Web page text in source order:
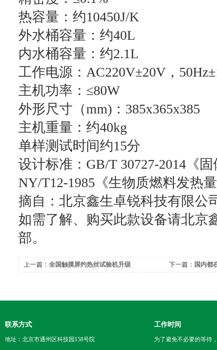
热容量：约10450J/K
外水桶容量：约40L
内水桶容量：约2.1L
工作电源：AC220V±20V，
主机功率：≤80W
外形尺寸（mm)：385x365x385
主机重量：约40kg
单样测试时间约15分
设计标准：GB/T 30727-2014《
NY/T12-1985《生物质燃料发热
摘自：北京鑫生卓锐科技有限公
如需了解、购买此款设备请北京
部。
上一篇： 全国触摸屏灼热丝试验机升级 下一篇： 国内都
联系方式
地址：北京市通州区科技园158号院
工作时间
为了避免不必要的等待